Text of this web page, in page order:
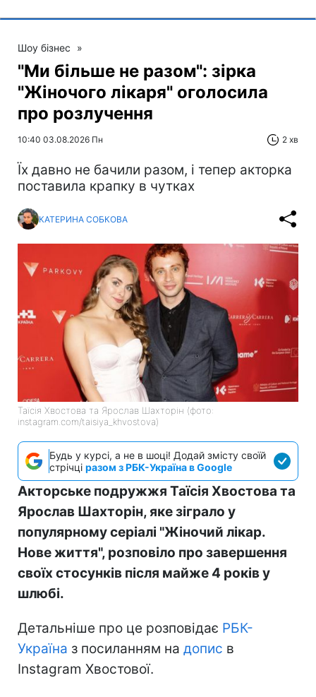
Шоу бізнес »
"Ми більше не разом": зірка
"Жіночого лікаря" оголосила
про розлучення
10:40 03.08.2026 Пн 2 хв
Їх давно не бачили разом, і тепер акторка
поставила крапку в чутках
КАТЕРИНА СОБКОВА
Таїсія Хвостова та Ярослав Шахторін (фото:
instagram.com/taisiya_khvostova)
Будь у курсі, а не в шоці! Додай змісту своїй
стрічці разом з РБК-Україна в Google
Акторське подружжя Таїсія Хвостова та
Ярослав Шахторін, яке зіграло у
популярному серіалі "Жіночий лікар.
Нове життя", розповіло про завершення
своїх стосунків після майже 4 років у
шлюбі.
Детальніше про це розповідає РБК-
Україна з посиланням на допис в
Instagram Хвостової.